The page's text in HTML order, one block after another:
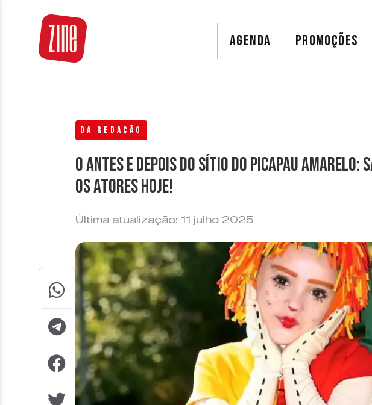
AGENDA PROMOÇÕES
DA REDAÇÃO
O antes e depois do Sítio do Picapau Amarelo:
os atores hoje!
Última atualização: 11 julho 2025